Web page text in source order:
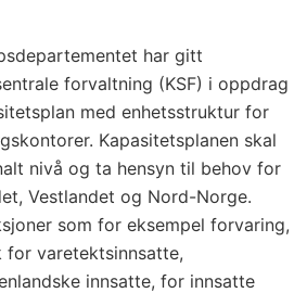
har gitt
forvaltning (KSF) i oppdrag
med enhetsstruktur for
Kapasitetsplanen skal
nivå og ta hensyn til behov for
Vestlandet og Nord-Norge.
som for eksempel forvaring,
for varetektsinnsatte,
innsatte, for innsatte